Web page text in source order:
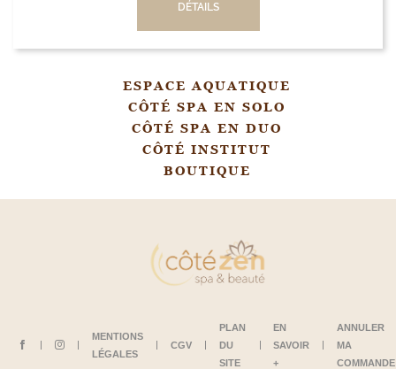
DÉTAILS
ESPACE AQUATIQUE
CÔTÉ SPA EN SOLO
CÔTÉ SPA EN DUO
CÔTÉ INSTITUT
BOUTIQUE
MENTIONS
LÉGALES
CGV
PLAN
DU
SITE
EN
SAVOIR
+
ANNULER
MA
COMMANDE